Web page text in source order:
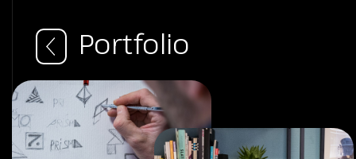
Portfolio